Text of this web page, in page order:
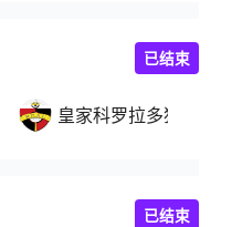
皇家科罗拉多狐狸
已结束
已结束